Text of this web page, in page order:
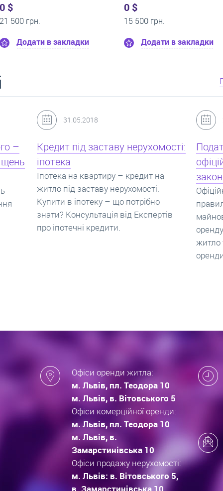
9 000 грн.
Додати в закладки
17 800 грн.
Додати в
24.07.2017
Податок з оренди квартири,
офіційний договір оренди та
законна здача житла
Офіційно здати квартиру в найм. Як
правильно укладати договір
майнового найму, який податок за
оренду квартири. Законно здати
ціни
Офіси оренди житла:
м. Львів, пл. Теодора 10
м. Львів, в. Вітовського 5
Офіси комерційної оренди:
м. Львів, пл. Теодора 10
м. Львів, в.
Замарстинівська 10
Офіси продажу нерухомості:
м. Львів: в. Вітовського 5,